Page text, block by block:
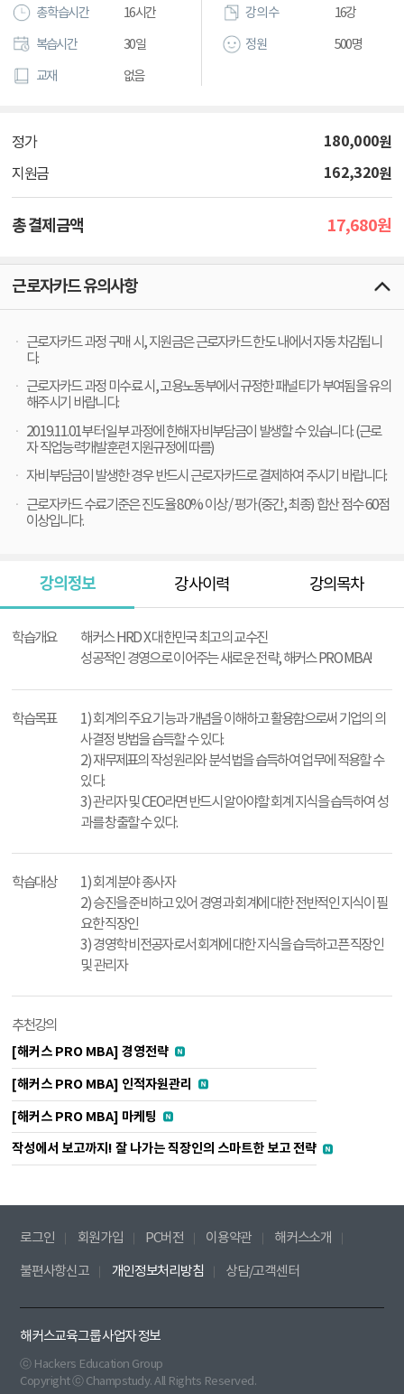
총 학습시간 16시간
복습시간 30일
교재 없음
강의 수 16강
정원 500명
정가 180,000원
지원금 162,320원
총 결제금액 17,680원
근로자카드 유의사항
근로자카드 과정 구매 시, 지원금은 근로자카드 한도 내에서 자동 차감됩니
다.
근로자카드 과정 미수료 시, 고용노동부에서 규정한 패널티가 부여됨을 유의
해주시기 바랍니다.
2019.11.01부터 일부 과정에 한해 자비부담금이 발생할 수 있습니다. (근로
자 직업능력개발훈련 지원규정에 따름)
자비부담금이 발생한 경우 반드시 근로자카드로 결제하여 주시기 바랍니다.
근로자카드 수료기준은 진도율 80% 이상 / 평가(중간, 최종) 합산 점수 60점
이상입니다.
강의정보 강사이력 강의목차
학습개요
해커스 HRD X 대한민국 최고의 교수진
성공적인 경영으로 이어주는 새로운 전략, 해커스 PRO MBA!
학습목표
1) 회계의 주요 기능과 개념을 이해하고 활용함으로써 기업의 의
사결정 방법을 습득할 수 있다.
2) 재무제표의 작성원리와 분석법을 습득하여 업무에 적용할 수
있다.
3) 관리자 및 CEO라면 반드시 알아야할 회계 지식을 습득하여 성
과를 창출할 수 있다.
학습대상
1) 회계 분야 종사자
2) 승진을 준비하고 있어 경영과 회계에 대한 전반적인 지식이 필
요한 직장인
3) 경영학 비전공자로서 회계에 대한 지식을 습득하고픈 직장인
및 관리자
추천강의
[해커스 PRO MBA] 경영전략
[해커스 PRO MBA] 인적자원관리
[해커스 PRO MBA] 마케팅
작성에서 보고까지! 잘 나가는 직장인의 스마트한 보고 전략
로그인 회원가입 PC버전 이용약관 해커스소개
불편사항신고 개인정보처리방침 상담/고객센터
해커스교육그룹 사업자 정보
ⓒ Hackers Education Group
Copyright ⓒ Champstudy. All Rights Reserved.